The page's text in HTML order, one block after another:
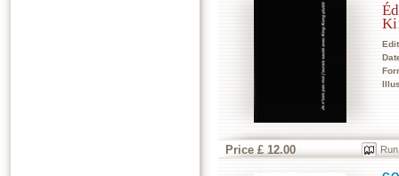
Price £ 12.00